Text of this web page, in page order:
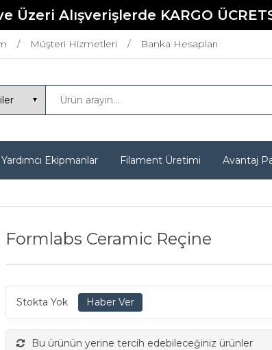
Üzeri Alışverişlerde KARGO
Müşteri Hizmetleri Banka Hesapları
Yardımcı Ekipmanlar Filament Üretimi Avantaj
Formlabs Ceramic Reçine
Stokta Yok
Bu ürünün yerine tercih edebileceğiniz ürünler